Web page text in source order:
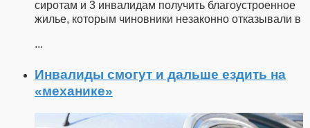
сиротам и 3 инвалидам получить благоустроенное
жилье, которым чиновники незаконно отказывали в
...
Инвалиды смогут и дальше ездить на
«механике»